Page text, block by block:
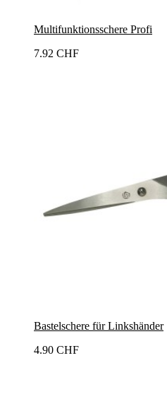
Multifunktionsschere Profi
7.92 CHF
Bastelschere für Linkshänder
4.90 CHF